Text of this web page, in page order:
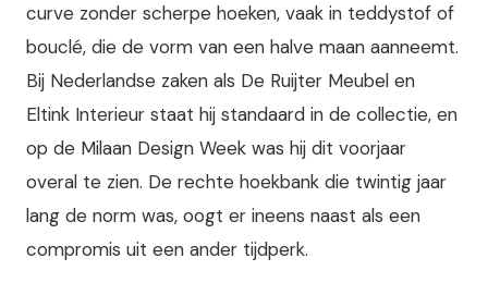
curve zonder scherpe hoeken, vaak in teddystof of
bouclé, die de vorm van een halve maan aanneemt.
Bij Nederlandse zaken als De Ruijter Meubel en
Eltink Interieur staat hij standaard in de collectie, en
op de Milaan Design Week was hij dit voorjaar
overal te zien. De rechte hoekbank die twintig jaar
lang de norm was, oogt er ineens naast als een
compromis uit een ander tijdperk.